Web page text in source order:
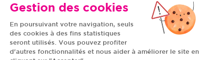
Gestion des cookies
En poursuivant votre navigation, seuls
des cookies à des fins statistiques
seront utilisés. Vous pouvez profiter
d'autres fonctionnalités et nous aider à améliorer le site en
TOUS NOS CENTRES
AUVERGNE-RHÔNE-
ALPES
FRANCHE-COMTÉ
CENTRE-VAL DE LOIRE
GRAND EST
ÎLE-DE-FRANCE